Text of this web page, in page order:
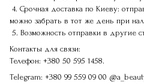
4. Срочная доставка по Киеву:
можно забрать в тот же день при
5. Возможность отправки в другие
Контакты для связи:
Телефон: +380 50 595 1458.
Telegram: +380 99 559 09 00